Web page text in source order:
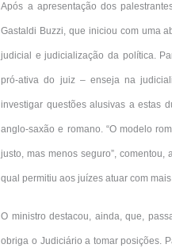
Após a apresentação dos
Gastaldi Buzzi, que iniciou com uma
judicial e judicialização da política.
pró-ativa do juiz – enseja na
investigar questões alusivas a estas
anglo-saxão e romano. “O modelo
justo, mas menos seguro”,
qual permitiu aos juízes atuar com
O ministro destacou, ainda, que,
obriga o Judiciário a tomar posições.